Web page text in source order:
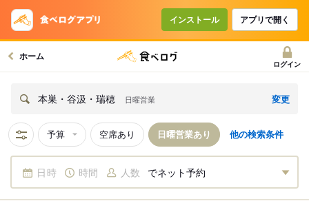
インストール アプリで開く
ホーム
ログイン
本巣・谷汲・瑞穂 日曜営業 変更
予算 空席あり 日曜営業あり 他の検索条件
日時 時間 人数 でネット予約